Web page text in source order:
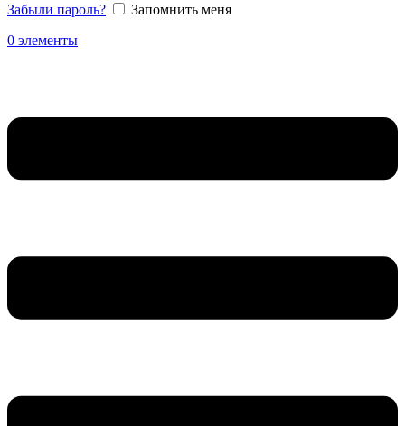
Забыли пароль?
Запомнить меня
0 элементы